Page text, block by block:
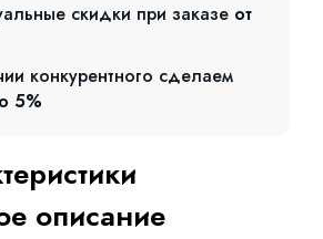
скидки при заказе от
конкурентного сделаем
5%
описание